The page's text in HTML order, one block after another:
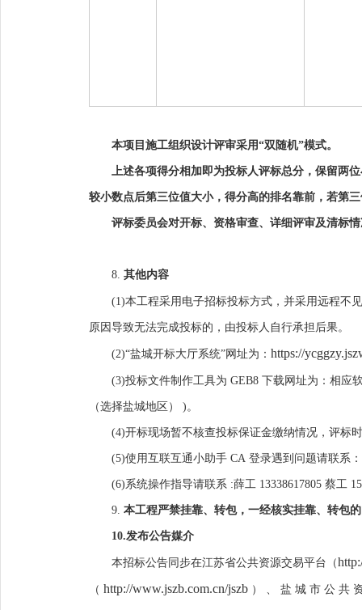
本项目施工组织设计评审采用“双随机”模式。
上述各项得分相加即为投标人评标总分，保留两位
较小数点后第三位值大小，得分高的排名靠前，若第
评标委员会对开标、资格审查、详细评审及清标
8. 其他内容
(1)本工程采用电子招标投标方式，并采用远程不
原因导致无法完成投标的，由投标人自行承担后果。
(2)“盐城开标大厅系统”网址为： https://
(3)投标文件制作工具为 GEB8 下载网址为：相应
（选择盐城地区） )。
(4)开标现场暂不核查投标保证金缴纳情况，评标
(5)使用互联互通小助手 CA 登录遇到问题请联系：
(6)系统操作指导请联系 :薛工 13338617805 蔡工
9. 本工程严禁挂靠、转包，一经核实挂靠、转包
10.发布公告媒介
本招标公告同步在江苏省公共资源交易平台（
（ http://www.jszb.com.cn/jszb ） 、 盐 城 市 公 共